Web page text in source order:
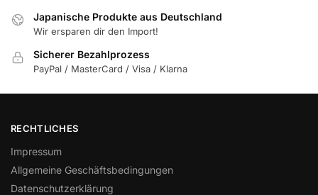
Japanische Produkte aus Deutschland
Wir ersparen dir den Import!
Sicherer Bezahlprozess
PayPal / MasterCard / Visa / Klarna
RECHTLICHES
Impressum
Allgemeine Geschäftsbedingungen
Datenschutzerklärung